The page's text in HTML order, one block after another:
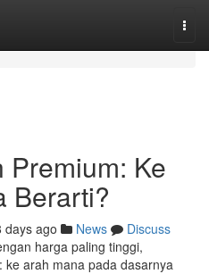
Premium: Ke
Berarti?
days ago News
Discuss
harga paling tinggi,
arah mana pada dasarnya